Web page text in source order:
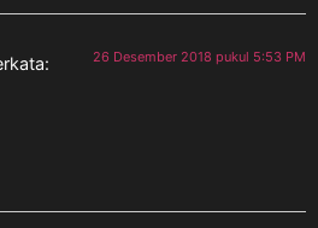
26 Desember 2018 pukul 5:53 PM